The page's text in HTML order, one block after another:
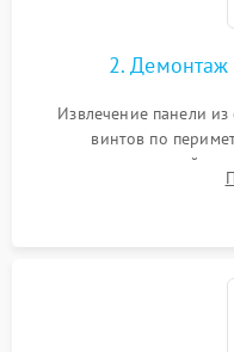
2. Демонтаж
Извлечение панели
винтов по
стеклокерамической
сенсорного блока для